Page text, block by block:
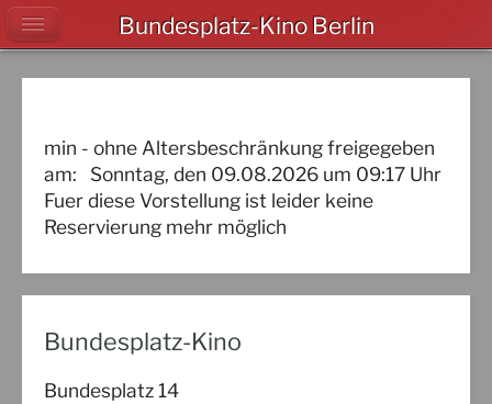
Bundesplatz-Kino
Bundesplatz 14
min - ohne Altersbeschränkung freigegeben
am: Sonntag, den 09.08.2026 um 09:17 Uhr
Fuer diese Vorstellung ist leider keine
Reservierung mehr möglich
Bundesplatz-Kino Berlin